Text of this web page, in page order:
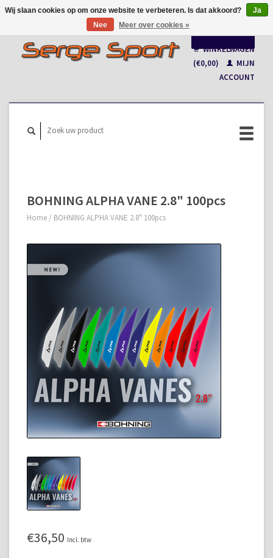
Français
WINKELWAGEN
(€0,00)
MIJN
ACCOUNT
BOHNING ALPHA VANE 2.8" 100pcs
Home / BOHNING ALPHA VANE 2.8" 100pcs
€36,50 Incl. btw
Wij slaan cookies op om onze website te verbeteren. Is dat akkoord?
Ja
Nee
Meer over cookies »